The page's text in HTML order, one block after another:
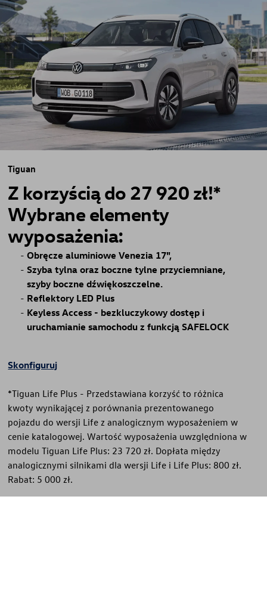
Tiguan
Z korzyścią do 27 920 zł!⁠*
Wybrane elementy
wyposażenia:
Obręcze aluminiowe Venezia 17",
Szyba tylna oraz boczne tylne przyciemniane,
szyby boczne dźwiękoszczelne.
Reflektory LED Plus
Keyless Access - bezkluczykowy dostęp i
uruchamianie samochodu z funkcją SAFELOCK
Skonfiguruj
*Tiguan Life Plus - Przedstawiana korzyść to różnica
kwoty wynikającej z porównania prezentowanego
pojazdu do wersji Life z analogicznym wyposażeniem w
cenie katalogowej. Wartość wyposażenia uwzględniona w
modelu Tiguan Life Plus: 23 720 zł. Dopłata między
analogicznymi silnikami dla wersji Life i Life Plus: 800 zł.
Rabat: 5 000 zł.